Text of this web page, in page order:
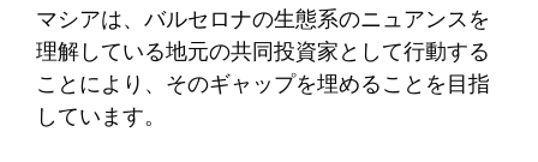
マシアは、バルセロナの生態系のニュアンスを
理解している地元の共同投資家として行動する
ことにより、そのギャップを埋めることを目指
しています。